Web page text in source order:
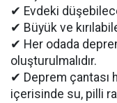
✔ Evdeki
✔ Büyük ve
✔ Her odada
oluşturulmalıdır.
✔ Deprem çantası
içerisinde su, pilli